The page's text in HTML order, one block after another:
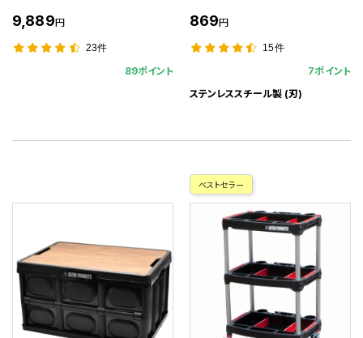
9,889円
23件
89ポイント
869円
15件
7ポイント
ステンレススチール製 (刃)
ベストセラー